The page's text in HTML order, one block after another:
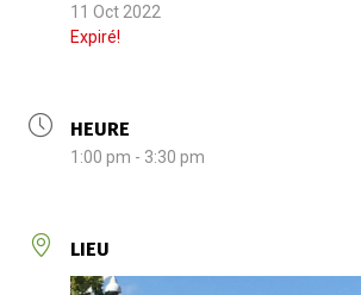
11 Oct 2022
Expiré!
HEURE
1:00 pm - 3:30 pm
LIEU